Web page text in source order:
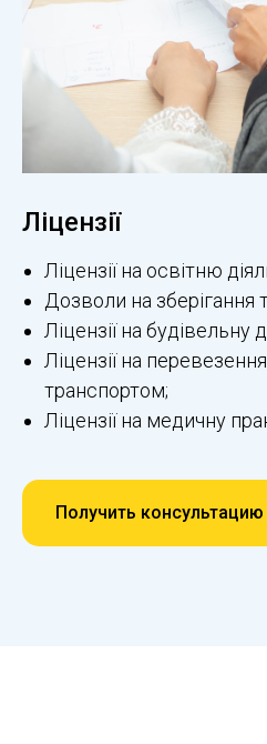
Ліцензії
Ліцензії на освітню
Дозволи на зберігання
Ліцензії на будівельну
Ліцензії на
транспортом;
Ліцензії на медичну
Получить консультацию